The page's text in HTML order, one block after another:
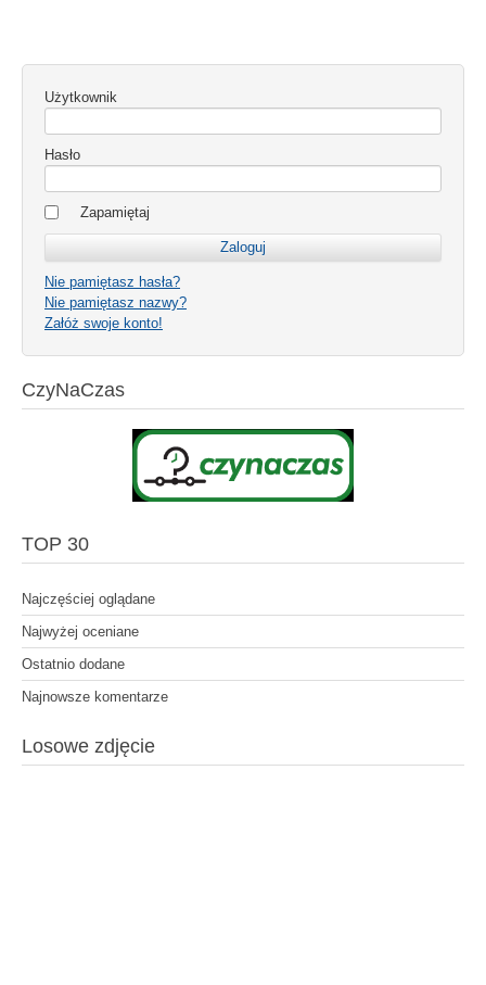
Użytkownik
Hasło
Zapamiętaj
Nie pamiętasz hasła?
Nie pamiętasz nazwy?
Załóż swoje konto!
CzyNaCzas
TOP 30
Najczęściej oglądane
Najwyżej oceniane
Ostatnio dodane
Najnowsze komentarze
Losowe zdjęcie